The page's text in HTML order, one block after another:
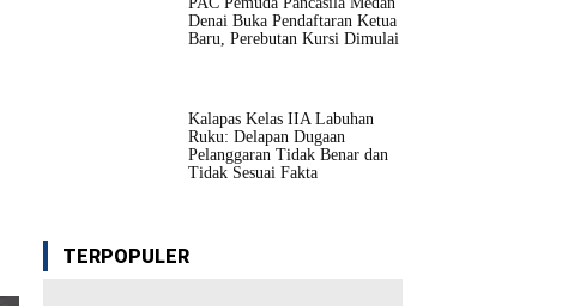
Denai Buka Pendaftaran Ketua
Baru, Perebutan Kursi Dimulai
Kalapas Kelas IIA Labuhan
Ruku: Delapan Dugaan
Pelanggaran Tidak Benar dan
Tidak Sesuai Fakta
TERPOPULER